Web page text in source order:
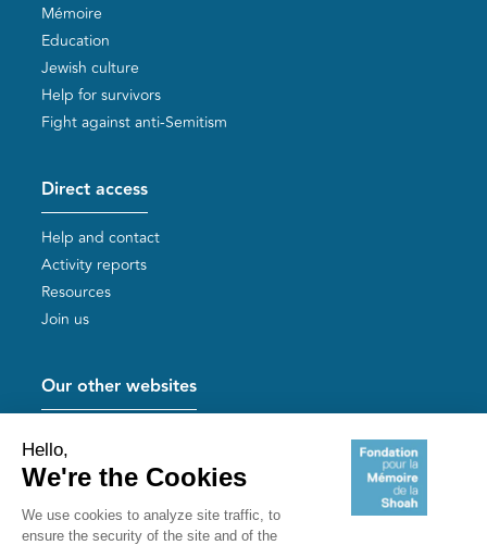
Mémoire
Education
Jewish culture
Help for survivors
Fight against anti-Semitism
Direct access
Help and contact
Activity reports
Resources
Join us
Our other websites
Mémoires vives
Useful links